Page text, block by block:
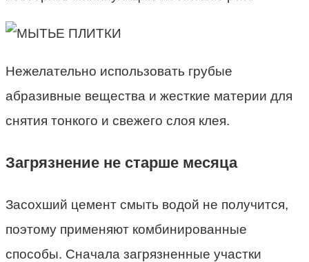
Нежелательно использовать грубые
абразивные вещества и жесткие материи для
снятия тонкого и свежего слоя клея.
Загрязнение не старше месяца
Засохший цемент смыть водой не получится,
поэтому применяют комбинированные
способы. Сначала загрязненные участки